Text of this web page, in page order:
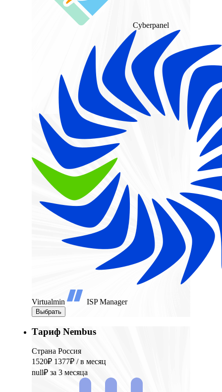
Cyberpanel
Virtualmin ISP Manager
Выбрать
Тариф Nembus
Страна Россия
1520₽ 1377₽ / в месяц
null₽ за 3 месяца